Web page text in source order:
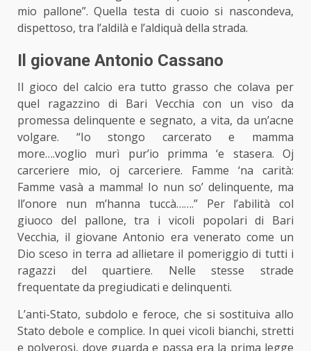
mio pallone”. Quella testa di cuoio si nascondeva,
dispettoso, tra l’aldilà e l’aldiquà della strada.
Il giovane Antonio Cassano
Il gioco del calcio era tutto grasso che colava per
quel ragazzino di Bari Vecchia con un viso da
promessa delinquente e segnato, a vita, da un’acne
volgare. “Io stongo carcerato e mamma
more….voglio murì pur’io primma ‘e stasera. Oj
carceriere mio, oj carceriere. Famme ‘na carità:
Famme vasà a mamma! Io nun so’ delinquente, ma
ll’onore nun m’hanna tuccà…….” Per l’abilità col
giuoco del pallone, tra i vicoli popolari di Bari
Vecchia, il giovane Antonio era venerato come un
Dio sceso in terra ad allietare il pomeriggio di tutti i
ragazzi del quartiere. Nelle stesse strade
frequentate da pregiudicati e delinquenti.
L’anti-Stato, subdolo e feroce, che si sostituiva allo
Stato debole e complice. In quei vicoli bianchi, stretti
e polverosi, dove guarda e passa era la prima legge